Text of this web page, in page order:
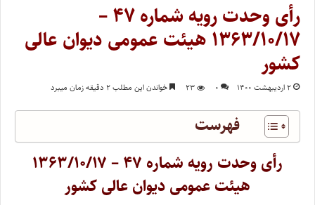
رأی وحدت رویه شماره ۴۷ –
۱۳۶۳/۱۰/۱۷ هیئت عمومی دیوان عالی
کشور
۲ اردیبهشت ۱۴۰۰ ۰ ۲۳ خواندن این مطلب ۲ دقیقه زمان میبرد
فهرست
رأی وحدت رویه شماره ۴۷ – ۱۳۶۳/۱۰/۱۷
هیئت عمومی دیوان عالی کشور